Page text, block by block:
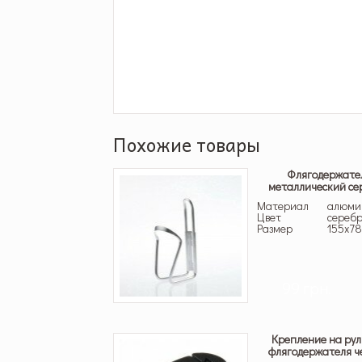
Похожие товары
металлический
Материал
Цвет
Размер
Крепление на
флягодержателя